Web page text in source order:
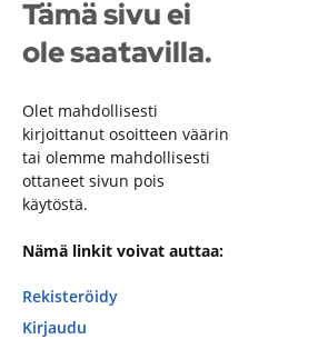
Tämä sivu ei
ole saatavilla.
Olet mahdollisesti
kirjoittanut osoitteen väärin
tai olemme mahdollisesti
ottaneet sivun pois
käytöstä.
Nämä linkit voivat auttaa:
Rekisteröidy
Kirjaudu